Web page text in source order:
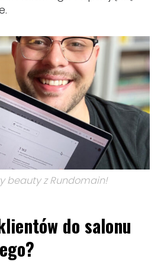
beauty z Rundomain!
do salonu